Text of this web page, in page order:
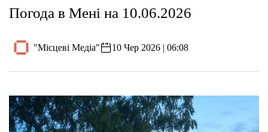
Погода в Мені на 10.06.2026
"Місцеві Медіа" 10 Чер 2026 | 06:08